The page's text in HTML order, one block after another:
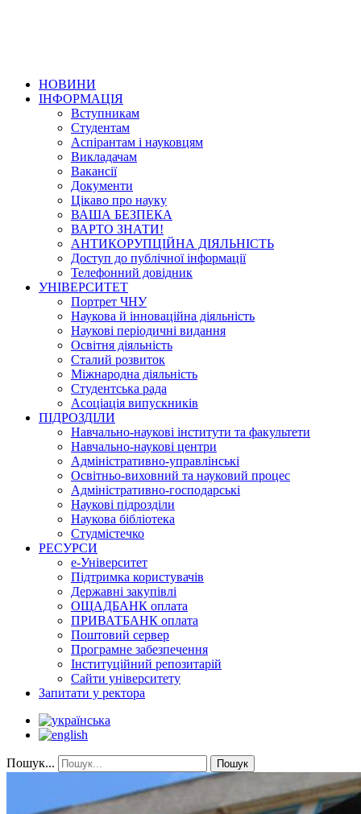
НОВИНИ
ІНФОРМАЦІЯ
Вступникам
Студентам
Аспірантам і науковцям
Викладачам
Вакансії
Документи
Цікаво про науку
ВАША БЕЗПЕКА
ВАРТО ЗНАТИ!
АНТИКОРУПЦІЙНА ДІЯЛЬНІСТЬ
Доступ до публічної інформації
Телефонний довідник
УНІВЕРСИТЕТ
Портрет ЧНУ
Наукова й інноваційна діяльність
Наукові періодичні видання
Освітня діяльність
Сталий розвиток
Міжнародна діяльність
Студентська рада
Асоціація випускників
ПІДРОЗДІЛИ
Навчально-наукові інститути та факультети
Навчально-наукові центри
Адміністративно-управлінські
Освітньо-виховний та науковий процес
Адміністративно-господарські
Наукові підрозділи
Наукова бібліотека
Студмістечко
РЕСУРСИ
е-Університет
Підтримка користувачів
Державні закупівлі
ОЩАДБАНК оплата
ПРИВАТБАНК оплата
Поштовий сервер
Програмне забезпечення
Інституційний репозитарій
Сайти університету
Запитати у ректора
Пошук... Пошук